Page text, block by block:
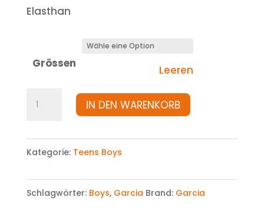
Elasthan
Grössen
Leeren
Sweatjacke
IN DEN WARENKORB
Kategorie: Teens Boys
Schlagwörter: Boys, Garcia Brand: Garcia